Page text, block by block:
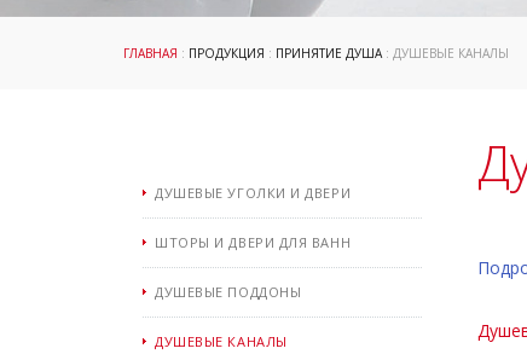
ГЛАВНАЯ : ПРОДУКЦИЯ : ПРИНЯТИЕ ДУША: ДУШЕВЫЕ КАНАЛЫ
ДУШЕВЫЕ УГОЛКИ И ДВЕРИ
ШТОРЫ И ДВЕРИ ДЛЯ ВАНН
ДУШЕВЫЕ ПОДДОНЫ
ДУШЕВЫЕ КАНАЛЫ